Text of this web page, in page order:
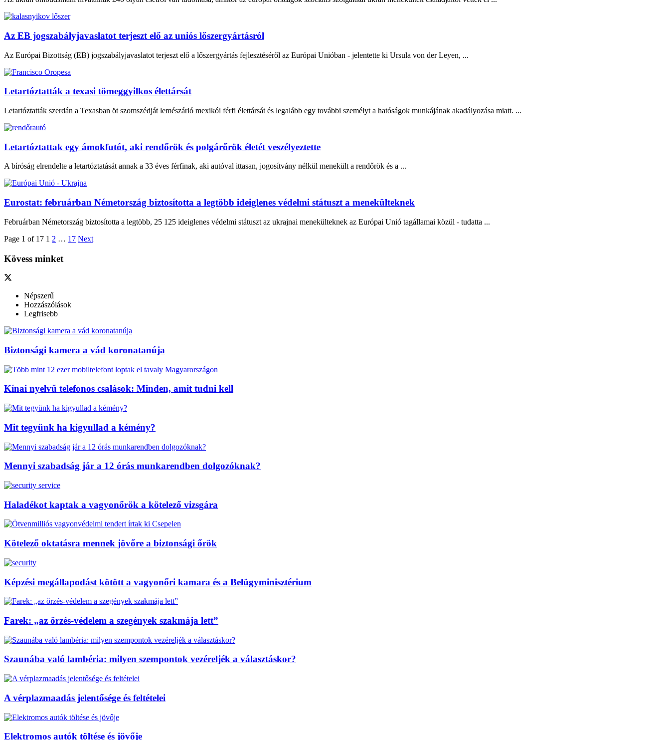
Az EB jogszabályjavaslatot terjeszt elő az uniós lőszergyártásról
Az Európai Bizottság (EB) jogszabályjavaslatot terjeszt elő a lőszergyártás fejlesztéséről az Európai Unióban - jelentette ki Ursula von der Leyen, ...
Letartóztatták a texasi tömeggyilkos élettársát
Letartóztatták szerdán a Texasban öt szomszédját lemészárló mexikói férfi élettársát és legalább egy további személyt a hatóságok munkájának akadályozása miatt. ...
Letartóztattak egy ámokfutót, aki rendőrök és polgárőrök életét veszélyeztette
A bíróság elrendelte a letartóztatását annak a 33 éves férfinak, aki autóval ittasan, jogosítvány nélkül menekült a rendőrök és a ...
Eurostat: februárban Németország biztosította a legtöbb ideiglenes védelmi státuszt a menekülteknek
Februárban Németország biztosította a legtöbb, 25 125 ideiglenes védelmi státuszt az ukrajnai menekülteknek az Európai Unió tagállamai közül - tudatta ...
Page 1 of 17 1 2 … 17 Next
Kövess minket
Népszerű
Hozzászólások
Legfrisebb
Biztonsági kamera a vád koronatanúja
Kínai nyelvű telefonos csalások: Minden, amit tudni kell
Mit tegyünk ha kigyullad a kémény?
Mennyi szabadság jár a 12 órás munkarendben dolgozóknak?
Haladékot kaptak a vagyonőrök a kötelező vizsgára
Kötelező oktatásra mennek jövőre a biztonsági őrök
Képzési megállapodást kötött a vagyonőri kamara és a Belügyminisztérium
Farek: „az őrzés-védelem a szegények szakmája lett”
Szaunába való lambéria: milyen szempontok vezéreljék a választáskor?
A vérplazmaadás jelentősége és feltételei
Elektromos autók töltése és jövője